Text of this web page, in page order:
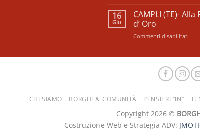
dei
(TE)-
di
16
Giu
CAMPLI (TE)-
d’ Oro
Commenti disabilitati
del
d’
Oro
CHI SIAMO BORGHI & COMUNITÀ PENSIERI “IN”
Copyright 2026 ©
Costruzione Web e Strategia ADV: